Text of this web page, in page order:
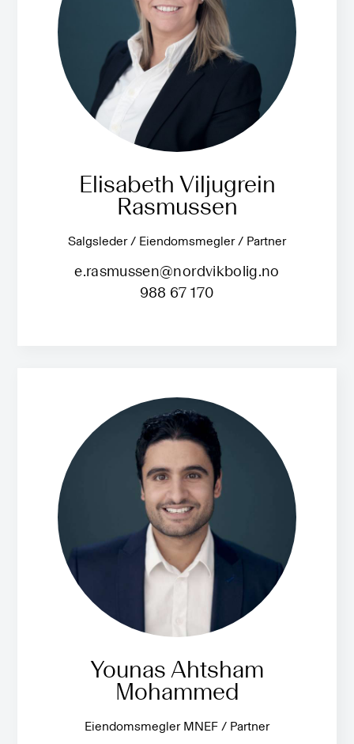
Elisabeth Viljugrein
Rasmussen
Salgsleder / Eiendomsmegler / Partner
e.rasmussen@nordvikbolig.no
988 67 170
Younas Ahtsham
Mohammed
Eiendomsmegler MNEF / Partner